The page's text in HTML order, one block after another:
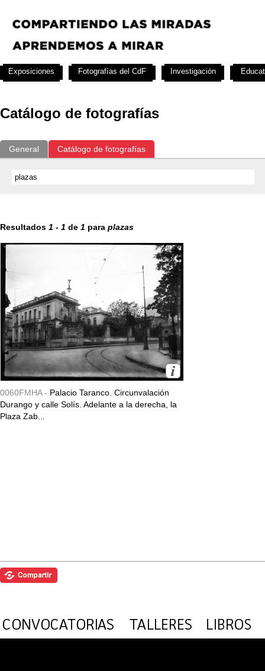
Catálogo de fotografías
General Catálogo de fotografías
Resultados 1 - 1 de 1 para plazas
0060FMHA - Palacio Taranco. Circunvalación
Durango y calle Solís. Adelante a la derecha, la
Plaza Zab...
Exposiciones Fotografías del CdF Investigación